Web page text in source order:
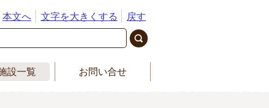
本文へ 文字を大きくする 戻す
設一覧 お問い合せ